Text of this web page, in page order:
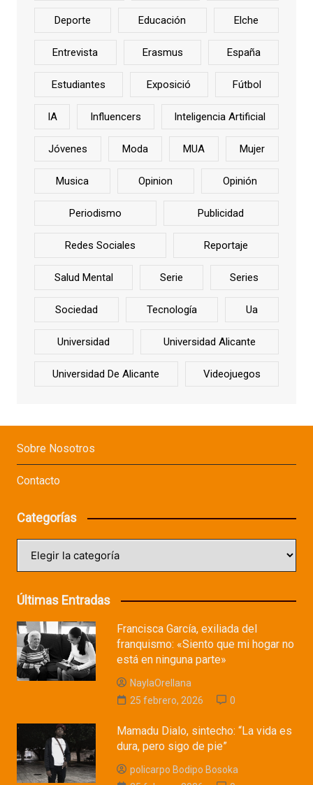
Deporte Educación Elche
Entrevista Erasmus España
Estudiantes Exposició Fútbol
IA Influencers Inteligencia Artificial
Jóvenes Moda MUA Mujer
Musica Opinion Opinión
Periodismo Publicidad
Redes Sociales Reportaje
Salud Mental Serie Series
Sociedad Tecnología Ua
Universidad Universidad Alicante
Universidad De Alicante Videojuegos
Sobre Nosotros
Contacto
Categorías
Últimas Entradas
Francisca García, exiliada del
franquismo: «Siento que mi hogar no
está en ninguna parte»
NaylaOrellana
25 febrero, 2026
0
Mamadu Dialo, sintecho: “La vida es
dura, pero sigo de pie”
policarpo Bodipo Bosoka